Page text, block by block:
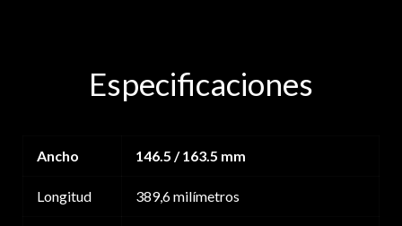
Especificaciones
Ancho 146.5 / 163.5 mm
Longitud 389,6 milímetros